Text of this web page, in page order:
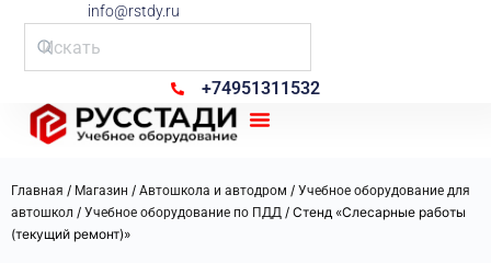
info@rstdy.ru
+74951311532
Главная / Магазин / Автошкола и автодром / Учебное оборудование для
автошкол / Учебное оборудование по ПДД / Стенд «Слесарные работы
(текущий ремонт)»